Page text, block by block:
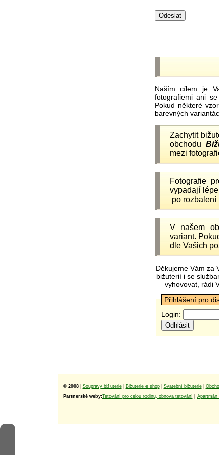
Naším cílem je
fotografiemi ani
Pokud některé
barevných
Zachytit
obchodu
mezi
Fotografie
vypadají
po rozbalení
V našem
variant.
dle Vašich
Děkujeme Vám za
bižuterií i se
vyhovovat, rádi
Přihlášení pro
Login:
© 2008 Soupravy bižuterie| Bižuterie e shop| Svatební bižuterie|
Partnerské weby:Tetování pro celou rodinu, obnova tetování